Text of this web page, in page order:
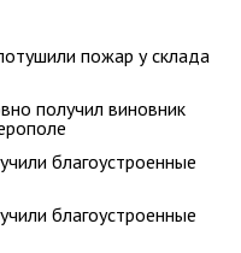
пожар у склада
получил виновник
благоустроенные
благоустроенные